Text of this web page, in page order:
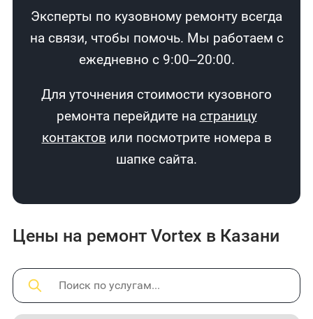
Эксперты по кузовному ремонту всегда
на связи, чтобы помочь. Мы работаем с
ежедневно с 9:00–20:00.
Для уточнения стоимости кузовного
ремонта перейдите на страницу
контактов или посмотрите номера в
шапке сайта.
Цены на ремонт Vortex в Казани